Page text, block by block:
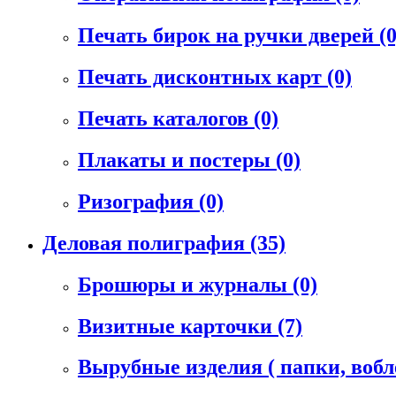
Печать бирок на ручки дверей
Печать дисконтных карт (0)
Печать каталогов (0)
Плакаты и постеры (0)
Ризография (0)
Деловая полиграфия (35)
Брошюры и журналы (0)
Визитные карточки (7)
Вырубные изделия ( папки,